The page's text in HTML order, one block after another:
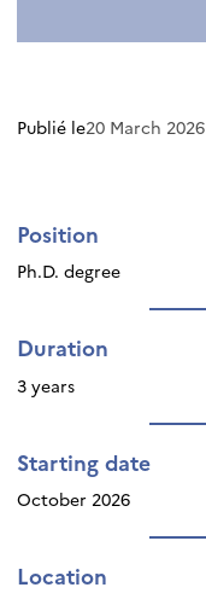
Publié le20 March 2026
Position
Ph.D. degree
Duration
3 years
Starting date
October 2026
Location